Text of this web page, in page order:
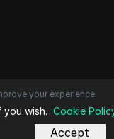
your experience.
wish. Cookie
Accept